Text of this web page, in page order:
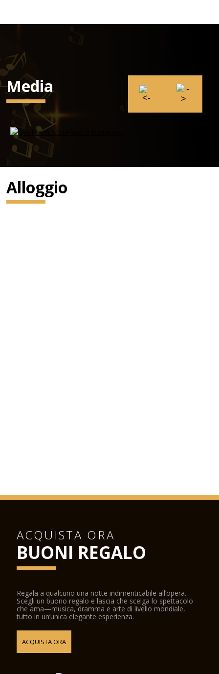
Media
Alloggio
ACQUISTA ORA
BUONI REGALO
Regala a qualcuno una notte indimenticabile all’opera.
Scegli un buono regalo e lascia che scelga lo spettacolo
che ama—musica, dramma e arte di livello mondiale,
tutto in un’unica elegante esperienza.
ACQUISTA ORA